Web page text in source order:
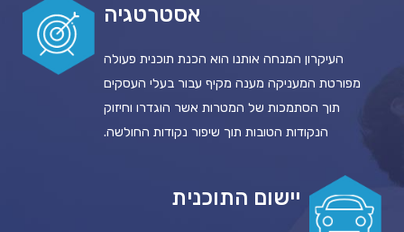
אסטרטגיה
העיקרון המנחה אותנו הוא הכנת תוכנית פעולה
מפורטת המעניקה מענה מקיף עבור בעלי העסקים
תוך הסתמכות של המטרות אשר הוגדרו וחיזוק
הנקודות הטובות תוך שיפור נקודות החולשה.
יישום התוכנית